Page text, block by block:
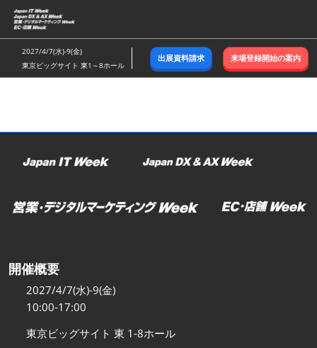
ス
キ
ッ
し
む
2027/4/7(水)-9(金)
東京ビッグサイト 東1～8ホール
出展資料請求 来場登録開始の案内
開催概要
2027/4/7(水)-9(金)
10:00-17:00
東京ビッグサイト 東 1-8ホール